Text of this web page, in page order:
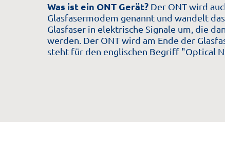
Was ist ein ONT Gerät? Der ONT wird
Glasfasermodem genannt und wandelt
Glasfaser in elektrische Signale um, die
werden. Der ONT wird am Ende der
steht für den englischen Begriff "Optical